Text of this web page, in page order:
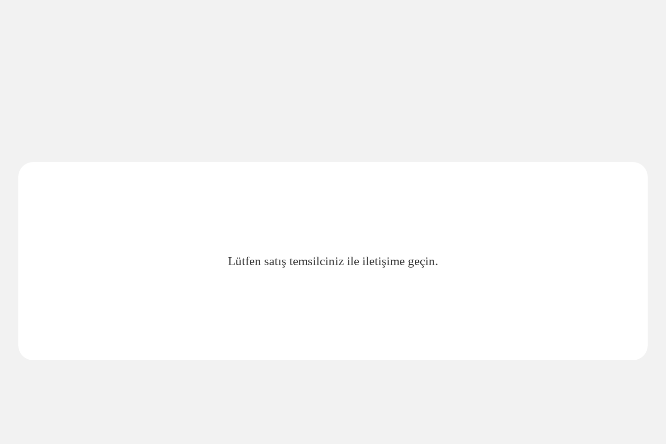
Lütfen satış temsilciniz ile iletişime geçin.